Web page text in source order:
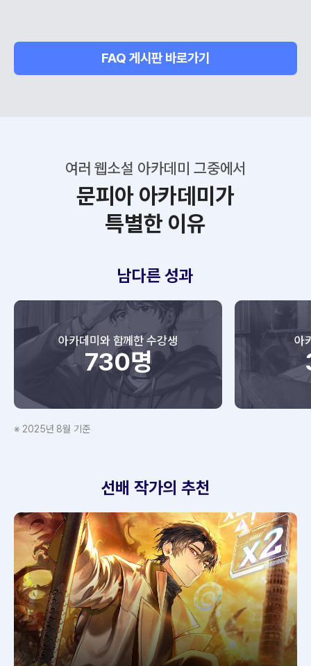
FAQ 게시판 바로가기
여러 웹소설 아카데미 그중에서
문피아 아카데미가
특별한 이유
남다른 성과
아카데미와 함께한 수강생
730명
아
※ 2025년 8월 기준
선배 작가의 추천